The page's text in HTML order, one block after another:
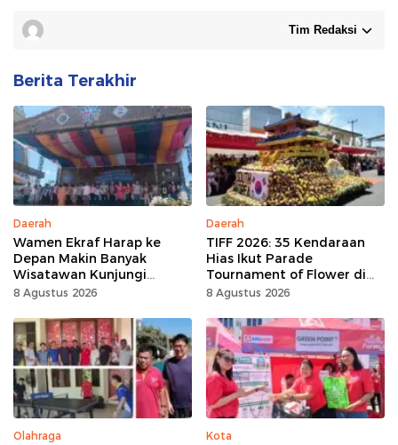
Tim Redaksi
Berita Terakhir
Daerah
Wamen Ekraf Harap ke
Depan Makin Banyak
Wisatawan Kunjungi
Tomohon
8 Agustus 2026
Daerah
TIFF 2026: 35 Kendaraan
Hias Ikut Parade
Tournament of Flower di
Tomohon
8 Agustus 2026
Olahraga Kota